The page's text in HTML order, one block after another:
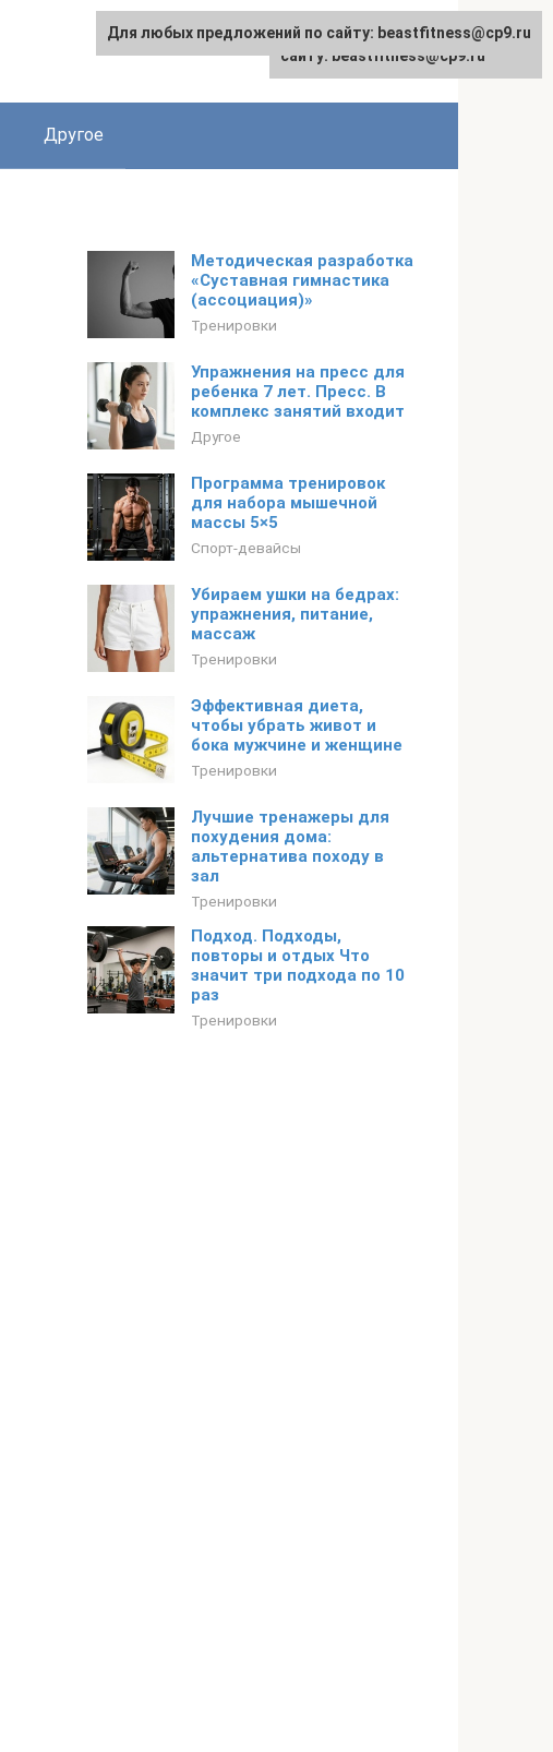
Другое
Методическая разработка
«Суставная гимнастика
(ассоциация)»
Тренировки
Упражнения на пресс для
ребенка 7 лет. Пресс. В
комплекс занятий входит
Другое
Программа тренировок
для набора мышечной
массы 5×5
Спорт-девайсы
Убираем ушки на бедрах:
упражнения, питание,
массаж
Тренировки
Эффективная диета,
чтобы убрать живот и
бока мужчине и женщине
Тренировки
Лучшие тренажеры для
похудения дома:
альтернатива походу в
зал
Тренировки
Подход. Подходы,
повторы и отдых Что
значит три подхода по 10
раз
Тренировки
Для любых предложений по
сайту: beastfitness@cp9.ru
Для любых предложений по сайту: beastfitness@cp9.ru